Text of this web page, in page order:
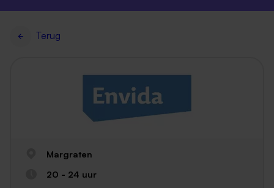
Terug
Margraten
20 - 24 uur